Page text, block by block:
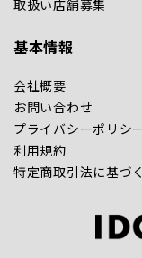
取扱い店舗募集
基本情報
会社概要
お問い合わせ
プライバシーポリシ
利用規約
特定商取引法に基づ